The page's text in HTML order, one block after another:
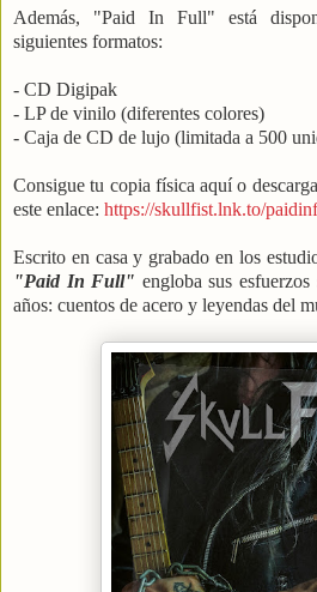
Además, "Paid In Full" está
siguientes formatos:
- CD Digipak
- LP de vinilo (diferentes colores)
- Caja de CD de lujo (limitada a 500
Consigue tu copia física aquí o
este enlace: https://skullfist.lnk.to/
Escrito en casa y grabado en los
"Paid In Full" engloba sus
años: cuentos de acero y leyendas del